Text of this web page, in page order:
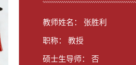
教师姓名： 张胜利
职称： 教授
硕士生导师： 否